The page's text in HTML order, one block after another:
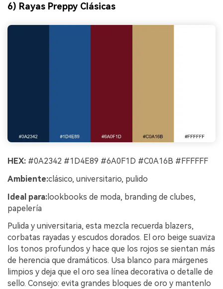
6) Rayas Preppy Clásicas
HEX: #0A2342 #1D4E89 #6A0F1D #C0A16B #FFFFFF
Ambiente:clásico, universitario, pulido
Ideal para: lookbooks de moda, branding de clubes,
papelería
Pulida y universitaria, esta mezcla recuerda blazers,
corbatas rayadas y escudos dorados. El oro beige suaviza
los tonos profundos y hace que los rojos se sientan más
de herencia que dramáticos. Usa blanco para márgenes
limpios y deja que el oro sea línea decorativa o detalle de
sello. Consejo: evita grandes bloques de oro y mantenlo